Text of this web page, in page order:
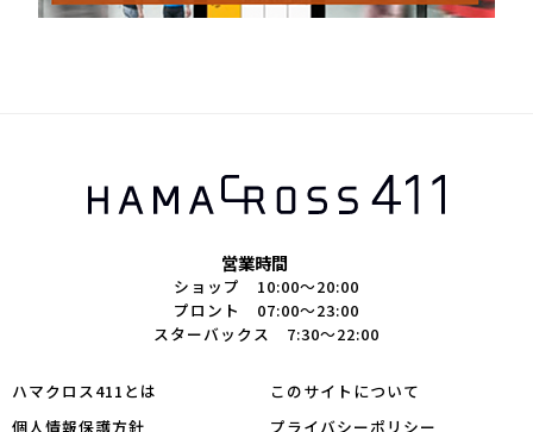
営業時間
ショップ 10:00～20:00
プロント 07:00～23:00
スターバックス 7:30～22:00
ハマクロス411とは
このサイトについて
個人情報保護方針
プライバシーポリシー